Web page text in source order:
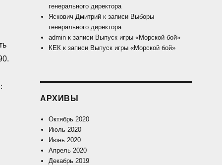
генерального директора
Яскович Дмитрийк записи Выборы
генерального директора
adminк записи Выпуск игры «Морской бой»
КЕКк записи Выпуск игры «Морской бой»
АРХИВЫ
Октябрь 2020
Июль 2020
Июнь 2020
Апрель 2020
Декабрь 2019